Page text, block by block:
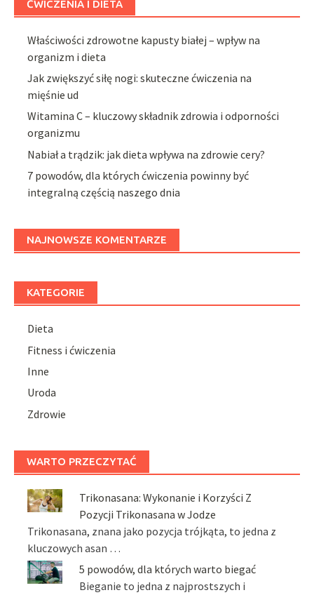
ĆWICZENIA I DIETA
Właściwości zdrowotne kapusty białej – wpływ na
organizm i dieta
Jak zwiększyć siłę nogi: skuteczne ćwiczenia na
mięśnie ud
Witamina C – kluczowy składnik zdrowia i odporności
organizmu
Nabiał a trądzik: jak dieta wpływa na zdrowie cery?
7 powodów, dla których ćwiczenia powinny być
integralną częścią naszego dnia
NAJNOWSZE KOMENTARZE
KATEGORIE
Dieta
Fitness i ćwiczenia
Inne
Uroda
Zdrowie
WARTO PRZECZYTAĆ
Trikonasana: Wykonanie i Korzyści Z
Pozycji Trikonasana w Jodze
Trikonasana, znana jako pozycja trójkąta, to jedna z
kluczowych asan …
5 powodów, dla których warto biegać
Bieganie to jedna z najprostszych i